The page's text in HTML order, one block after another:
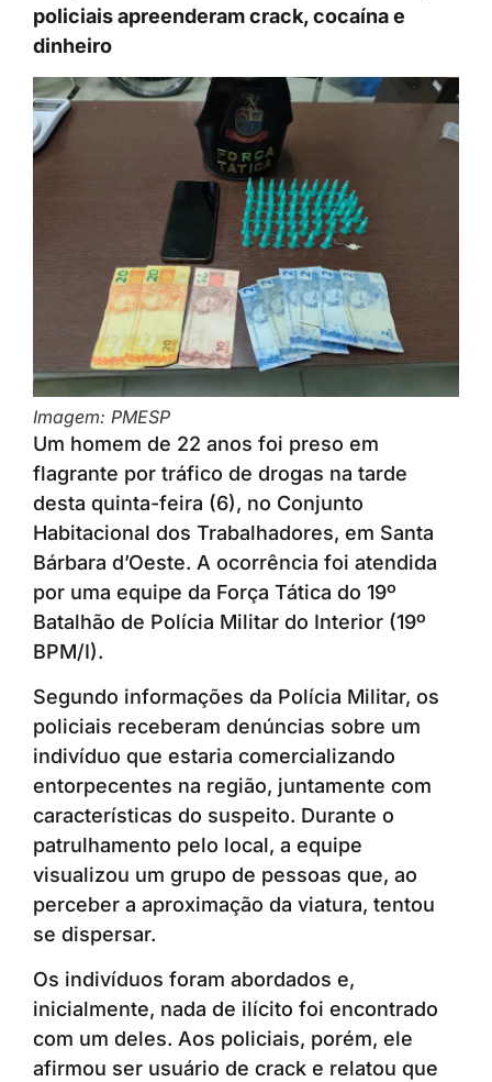
policiais apreenderam crack, cocaína e
dinheiro
Imagem: PMESP
Um homem de 22 anos foi preso em
flagrante por tráfico de drogas na tarde
desta quinta-feira (6), no Conjunto
Habitacional dos Trabalhadores, em Santa
Bárbara d’Oeste. A ocorrência foi atendida
por uma equipe da Força Tática do 19º
Batalhão de Polícia Militar do Interior (19º
BPM/I).
Segundo informações da Polícia Militar, os
policiais receberam denúncias sobre um
indivíduo que estaria comercializando
entorpecentes na região, juntamente com
características do suspeito. Durante o
patrulhamento pelo local, a equipe
visualizou um grupo de pessoas que, ao
perceber a aproximação da viatura, tentou
se dispersar.
Os indivíduos foram abordados e,
inicialmente, nada de ilícito foi encontrado
com um deles. Aos policiais, porém, ele
afirmou ser usuário de crack e relatou que